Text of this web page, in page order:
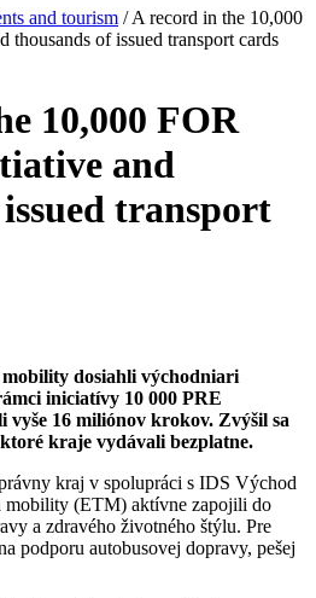
and tourism /A record in the 10,000
of issued transport cards
10,000 FOR
and
transport
dosiahli východniari
iniciatívy 10 000 PRE
vyše 16 miliónov krokov. Zvýšil sa
kraje vydávali bezplatne.
kraj v spolupráci s IDS Východ
mobility (ETM) aktívne zapojili do
a zdravého životného štýlu. Pre
podporu autobusovej dopravy, pešej